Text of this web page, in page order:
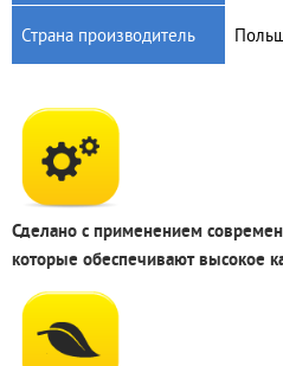
Страна производитель
Сделано с применением
которые обеспечивают высокое